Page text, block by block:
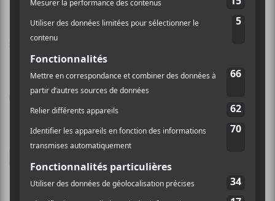
Site Web
Enregistrer mon nom, mon e-mail et mon site dans
le navigateur pour mon prochain commentaire.
Ce site utilise Akismet pour réduire les indésirables.
savoir plus sur la façon dont les données de vos